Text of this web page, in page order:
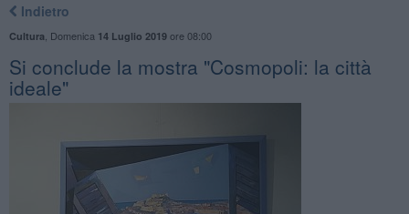
Indietro
Cultura Domenica 14 Luglio 2019ore 08:00
Si conclude la mostra "Cosmopoli: la città
ideale"